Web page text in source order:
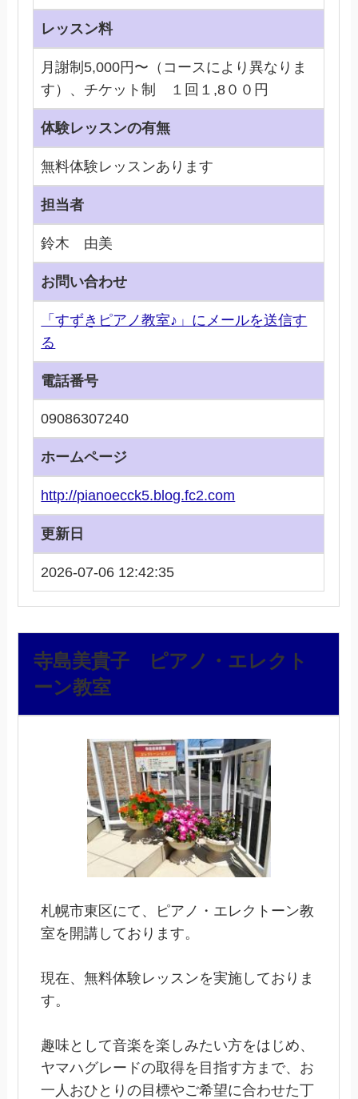
レッスン料
月謝制5,000円〜（コースにより異なりま
す）、チケット制 １回１,8００円
体験レッスンの有無
無料体験レッスンあります
担当者
鈴木 由美
お問い合わせ
「すずきピアノ教室♪」にメールを送信す
る
電話番号
09086307240
ホームページ
http://pianoecck5.blog.fc2.com
更新日
2026-07-06 12:42:35
寺島美貴子 ピアノ・エレクト
ーン教室
札幌市東区にて、ピアノ・エレクトーン教
室を開講しております。
現在、無料体験レッスンを実施しておりま
す。
趣味として音楽を楽しみたい方をはじめ、
ヤマハグレードの取得を目指す方まで、お
一人おひとりの目標やご希望に合わせた丁